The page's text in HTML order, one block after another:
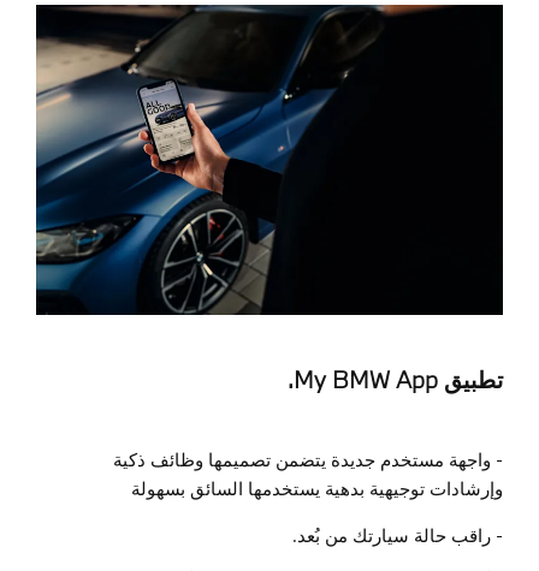
تطبيق My BMW App.
- واجهة مستخدم جديدة يتضمن تصميمها وظائف ذكية
وإرشادات توجيهية بدهية يستخدمها السائق بسهولة
- راقب حالة سيارتك من بُعد.